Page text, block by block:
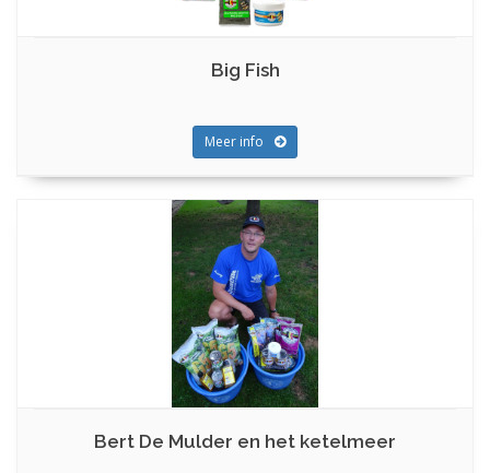
Big Fish
Meer info
Bert De Mulder en het ketelmeer